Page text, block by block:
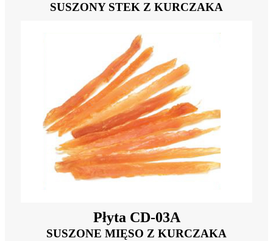
SUSZONY STEK Z KURCZAKA
Płyta CD-03A
SUSZONE MIĘSO Z KURCZAKA